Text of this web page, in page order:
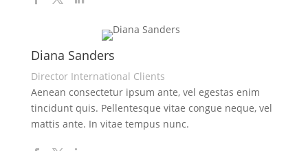
Diana Sanders
Director International Clients
Aenean consectetur ipsum ante, vel egestas enim
tincidunt quis. Pellentesque vitae congue neque, vel
mattis ante. In vitae tempus nunc.